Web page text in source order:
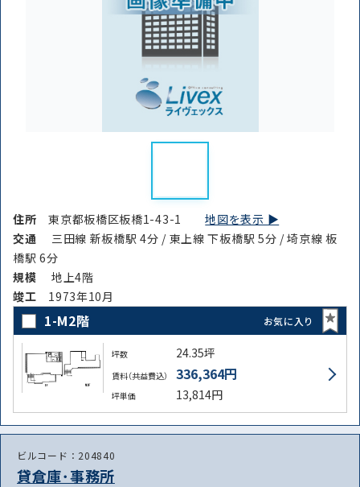
住所東京都板橋区板橋1-43-1地図を表示 ▶︎
交通
三田線 新板橋駅 4分 / 東上線 下板橋駅 5分 / 埼京線 板
橋駅 6分
規模
地上4階
竣⼯ 1973年10月
1-M2階 お気に入り
坪数 24.35坪
賃料（共益費込） 336,364円
坪単価 13,814円
ビルコード：204840
貸倉庫･事務所